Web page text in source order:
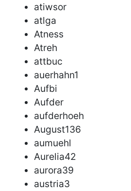
atiwsor
atlga
Atness
Atreh
attbuc
auerhahn1
Aufbi
Aufder
aufderhoeh
August136
aumuehl
Aurelia42
aurora39
austria3